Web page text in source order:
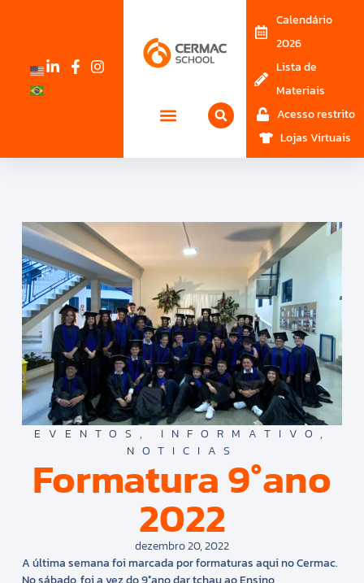
Calendário
2026
Lista de
Materiais
Acesso restrito
Lojas Virtuais
EVENTOS , INFORMATIVO ,
NOTICIAS
Formatura 9°ano
2022
dezembro 20, 2022
A última semana foi marcada por formaturas aqui no Cermac.